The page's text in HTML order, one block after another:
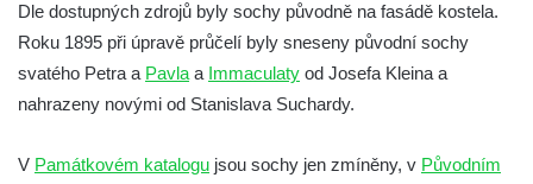
Socha Přátelství v ZOO Hluboká
Socha Lišky v ZOO Hluboká
Socha Vlčice s mládětem v ZOO Hluboká
Dle dostupných zdrojů byly sochy původně na fasádě kostela.
Roku 1895 při úpravě průčelí byly sneseny původní sochy
svatého Petra a Pavla a Immaculaty od Josefa Kleina a
nahrazeny novými od Stanislava Suchardy.
V Památkovém katalogu jsou sochy jen zmíněny, v Původním